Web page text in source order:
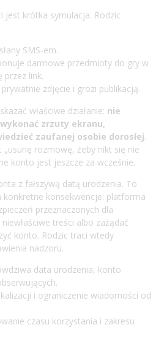
krótka symulacja. Rodzic
SMS-em.
darmowe przedmioty do gry w
przez link.
zdjęcie i grozi publikacją.
właściwe działanie: nie
zrzuty ekranu,
zaufanej osobie dorosłej.
„usunę rozmowę, żeby nikt się nie
konto jest jeszcze za wcześnie.
z fałszywą datą urodzenia. To
konsekwencje: platforma
przeznaczonych dla
treści albo zażądać
konto. Rodzic traci wtedy
nadzoru.
data urodzenia, konto
i ograniczenie wiadomości od
czasu korzystania i zakresu